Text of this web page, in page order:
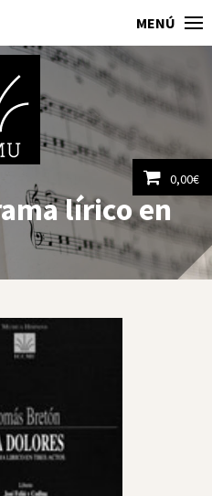
MENÚ
0,00€
Ver carrito
lírico en